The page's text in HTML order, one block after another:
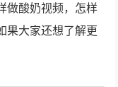
做酸奶视频，怎样
果大家还想了解更